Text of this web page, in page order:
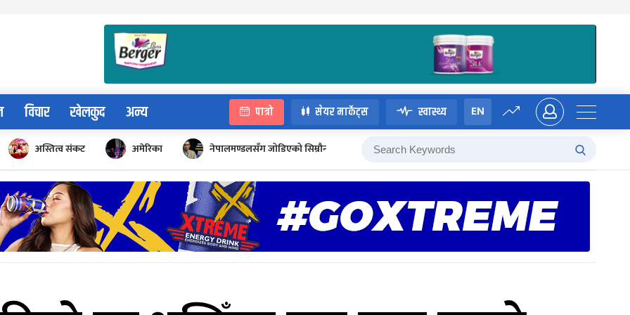
विचार खेलकुद अन्य पात्रो सेयर मार्केट्स स्वास्थ्य EN
अस्तित्व संकट अमेरिका नेपालमण्डलसँग जोडिएको सिम्रौनगढको इतिहास